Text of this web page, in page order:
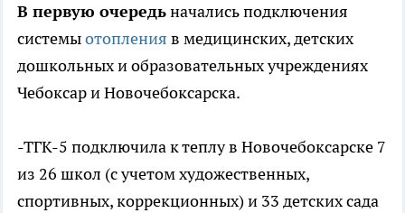
В первую очередьначались подключения
системыотопления в медицинских, детских
дошкольных и образовательных учреждениях
Чебоксар и Новочебоксарска.
-ТГК-5 подключила к теплу в Новочебоксарске 7
из 26 школ (с учетом художественных,
спортивных, коррекционных) и 33 детских сада